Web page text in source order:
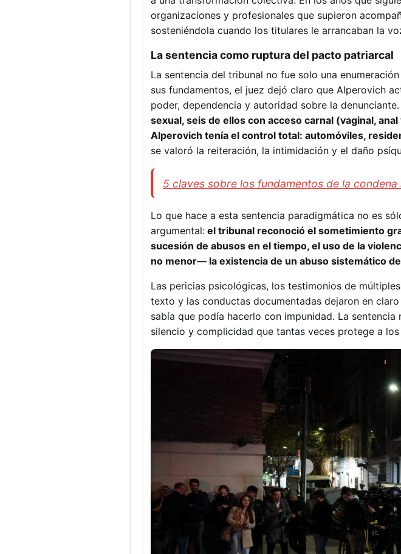
organizaciones y profesionales que supieron
sosteniéndola cuando los titulares le arrancaban la
La sentencia como ruptura del pacto patriarcal
La sentencia del tribunal no fue solo una
sus fundamentos, el juez dejó claro que Alperovich
poder, dependencia y autoridad sobre la denunciante.
sexual, seis de ellos con acceso carnal (vaginal,
Alperovich tenía el control total: automóviles,
se valoró la reiteración, la intimidación y el daño
5 claves sobre los fundamentos de la
Lo que hace a esta sentencia paradigmática no es
argumental: el tribunal reconoció el sometimiento
sucesión de abusos en el tiempo, el uso de la
no menor— la existencia de un abuso sistemático
Las pericias psicológicas, los testimonios de
texto y las conductas documentadas dejaron en
sabía que podía hacerlo con impunidad. La
silencio y complicidad que tantas veces protege a